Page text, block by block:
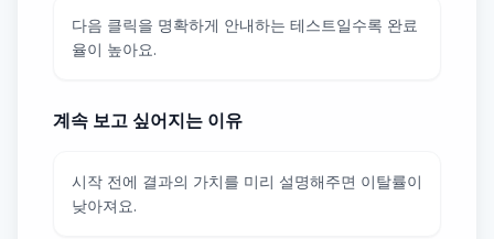
다음 클릭을 명확하게 안내하는 테스트일수록 완료
율이 높아요.
계속 보고 싶어지는 이유
시작 전에 결과의 가치를 미리 설명해주면 이탈률이
낮아져요.